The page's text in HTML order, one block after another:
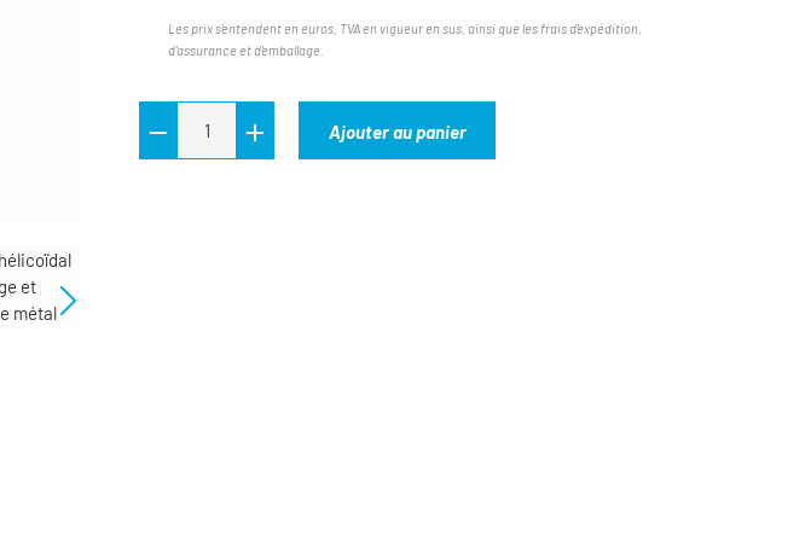
Les prix s'entendent en euros, TVA en vigueur en sus, ainsi que les frais d'expédition,
d'assurance et d'emballage.
Ajouter au panier